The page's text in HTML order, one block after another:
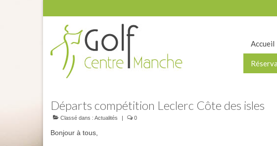
Accueil
Départs compétition Leclerc Côte des isles
Classé dans : Actualités | 0
Bonjour à tous,